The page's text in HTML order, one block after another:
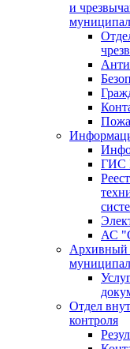
и
ГИС
АС
Архивный
Отдел
контроля